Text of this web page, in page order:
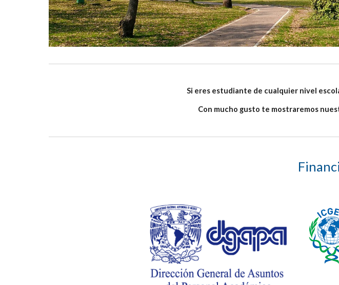
Si eres estudiante de cualquier nivel
Con mucho gusto te mostraremos